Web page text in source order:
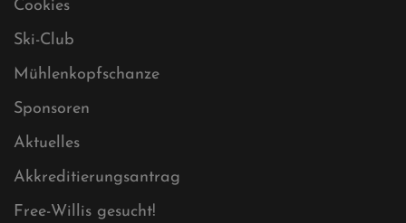
Sitemap XML
Cookies
Mühlenkopfschanze